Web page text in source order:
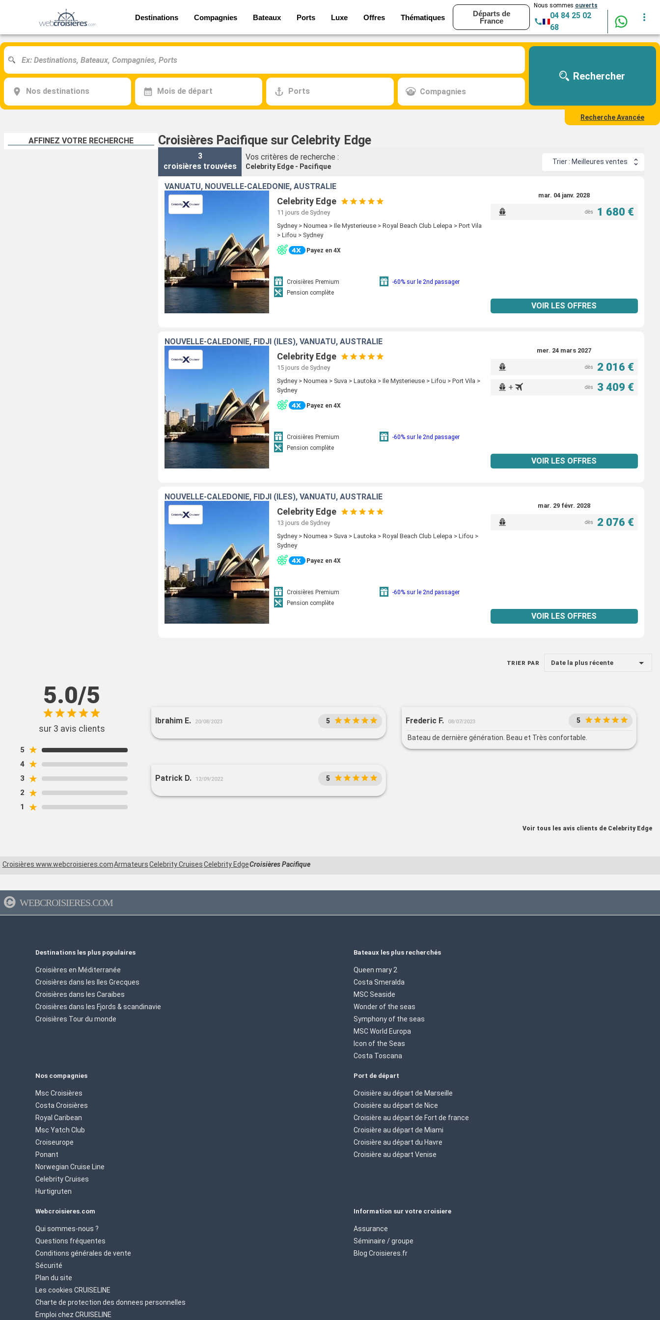
Destinations Compagnies Bateaux Ports Luxe Offres Thématiques
Départs de
France
Nous sommes ouverts
04 84 25 02
68
Nos destinations Mois de départ Ports Compagnies
Rechercher
Recherche Avancée
AFFINEZ VOTRE RECHERCHE Croisières Pacifique sur Celebrity Edge
3
croisières trouvées
Vos critères de recherche :
Celebrity Edge - Pacifique
Trier : Meilleures ventes
VANUATU, NOUVELLE-CALÉDONIE, AUSTRALIE
Celebrity Edge
11 jours de Sydney
Sydney > Noumea > Ile Mysterieuse > Royal Beach Club Lelepa > Port Vila
> Lifou > Sydney
Payez en 4X
Croisières Premium
-60% sur le 2nd passager
Pension complète
mar. 04 janv. 2028
dès 1 680 €
VOIR LES OFFRES
NOUVELLE-CALÉDONIE, FIDJI (ÎLES), VANUATU, AUSTRALIE
Celebrity Edge
15 jours de Sydney
Sydney > Noumea > Suva > Lautoka > Ile Mysterieuse > Lifou > Port Vila >
Sydney
Payez en 4X
Croisières Premium
-60% sur le 2nd passager
Pension complète
mer. 24 mars 2027
dès 2 016 €
+ dès 3 409 €
VOIR LES OFFRES
NOUVELLE-CALÉDONIE, FIDJI (ÎLES), VANUATU, AUSTRALIE
Celebrity Edge
13 jours de Sydney
Sydney > Noumea > Suva > Lautoka > Royal Beach Club Lelepa > Lifou >
Sydney
Payez en 4X
Croisières Premium
-60% sur le 2nd passager
Pension complète
mar. 29 févr. 2028
dès 2 076 €
VOIR LES OFFRES
TRIER PAR Date la plus récente
5.0/5
sur 3 avis clients
5 ★
4 ★
3 ★
2 ★
1 ★
Ibrahim E. 20/08/2023 5 Frederic F. 08/07/2023 5
Bateau de dernière génération. Beau et Très confortable.
Patrick D. 12/09/2022 5
Voir tous les avis clients de Celebrity Edge
Croisières www.webcroisieres.comArmateursCelebrity CruisesCelebrity EdgeCroisières Pacifique
WEBCROISIERES.COM
Destinations les plus populaires
Croisières en Méditerranée
Croisières dans les Iles Grecques
Croisières dans les Caraibes
Croisières dans les Fjords & scandinavie
Croisières Tour du monde
Bateaux les plus recherchés
Queen mary 2
Costa Smeralda
MSC Seaside
Wonder of the seas
Symphony of the seas
MSC World Europa
Icon of the Seas
Costa Toscana
Nos compagnies
Msc Croisières
Costa Croisières
Royal Caribean
Msc Yatch Club
Croiseurope
Ponant
Norwegian Cruise Line
Celebrity Cruises
Hurtigruten
Port de départ
Croisière au départ de Marseille
Croisière au départ de Nice
Croisière au départ de Fort de france
Croisière au départ de Miami
Croisière au départ du Havre
Croisière au départ Venise
Webcroisieres.com
Qui sommes-nous ?
Questions fréquentes
Conditions générales de vente
Sécurité
Plan du site
Les cookies CRUISELINE
Charte de protection des donnees personnelles
Emploi chez CRUISELINE
Information sur votre croisiere
Assurance
Séminaire / groupe
Blog Croisieres.fr